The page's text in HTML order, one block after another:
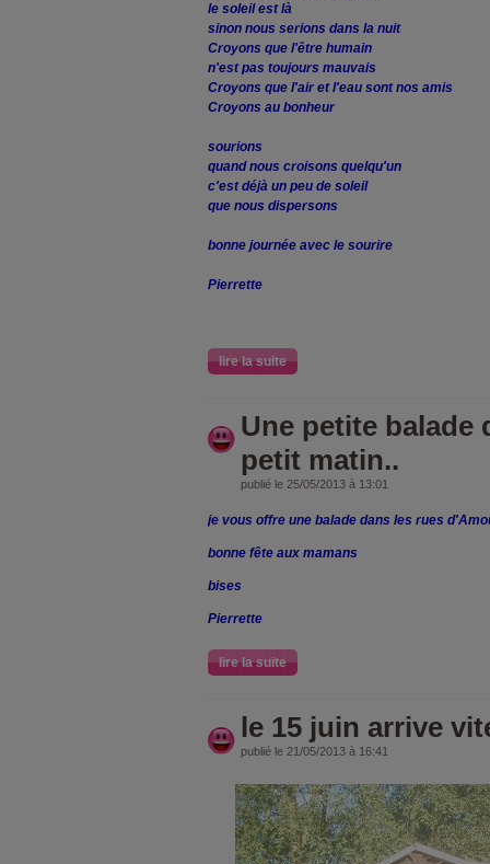
le soleil est là
sinon nous serions dans la nuit
Croyons que l'être humain
n'est pas toujours mauvais
Croyons que l'air et l'eau sont nos amis
Croyons au bonheur
sourions
quand nous croisons quelqu'un
c'est déjà un peu de soleil
que nous dispersons
bonne journée avec le sourire
Pierrette
lire la suite
Une petite balade
petit matin..
publié le 25/05/2013 à 13:01
je vous offre une balade dans les rues
bonne fête aux mamans
bises
Pierrette
lire la suite
le 15 juin arrive
publié le 21/05/2013 à 16:41